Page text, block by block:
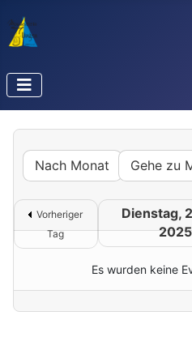
Nach Monat Gehe zu
Vorheriger
Tag
Dienstag,
2025
Es wurden keine